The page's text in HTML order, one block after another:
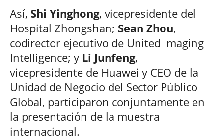
Así, Shi Yinghong, vicepresidente del
Hospital Zhongshan; Sean Zhou,
codirector ejecutivo de United Imaging
Intelligence; y Li Junfeng,
vicepresidente de Huawei y CEO de la
Unidad de Negocio del Sector Público
Global, participaron conjuntamente en
la presentación de la muestra
internacional.